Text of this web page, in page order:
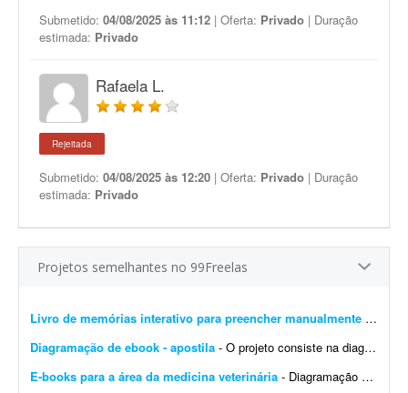
Submetido: 04/08/2025 às 11:12 | Oferta: Privado | Duração
estimada: Privado
Rafaela L.
Rejeitada
Submetido: 04/08/2025 às 12:20 | Oferta: Privado | Duração
estimada: Privado
Projetos semelhantes no 99Freelas
Livro de memórias interativo para preencher manualmente
Diagramação de ebook - apostila - O projeto consiste na diagramação de um ebook/livro digital (apostila) * Estimativa de páginas: Entre 30 e 50 páginas (máximo). * Referências visuais: Ser...
E-books para a área da medicina veterinária - Diagramação de e-books. Tenho uma esteira quase finalizada. O texto dos e-books já foi concluído, mas o material precisa passar pela diagramação.